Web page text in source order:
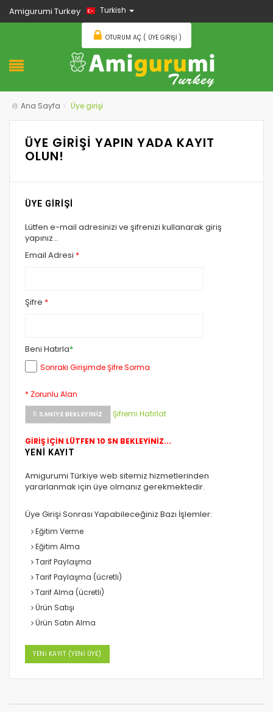
Amigurumi Turkey Turkish
OTURUM AÇ ( ÜYE GIRIŞI )
Ana Sayfa Üye girişi
ÜYE GİRİŞİ YAPIN YADA KAYIT
OLUN!
ÜYE GİRİŞİ
Lütfen e-mail adresinizi ve şifrenizi kullanarak giriş
yapınız...
Email Adresi *
Şifre *
Beni Hatırla*
Sonraki Girişimde Şifre Sorma
* Zorunlu Alan
5 SANIYE BEKLEYINIZ Şifremi Hatırlat
GİRİŞ İÇİN LÜTFEN 10 SN BEKLEYİNİZ...
YENİ KAYIT
Amigurumi Türkiye web sitemiz hizmetlerinden
yararlanmak için üye olmanız gerekmektedir.
Üye Girişi Sonrası Yapabileceğiniz Bazı İşlemler:
Eğitim Verme
Eğitim Alma
Tarif Paylaşma
Tarif Paylaşma (ücretli)
Tarif Alma (ücretli)
Ürün Satışı
Ürün Satın Alma
YENİ KAYIT (YENİ ÜYE)